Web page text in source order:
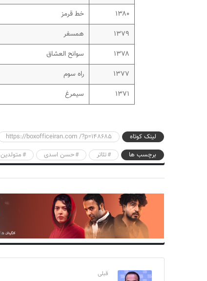
۱۳۸۰
خط قرمز
۱۳۷۹
همسفر
۱۳۷۸
سوانح العشاق
۱۳۷۷
راه سوم
۱۳۷۱
سیمرغ
لینک کوتاه
https://boxofficeiran.com /?p=148685
برچسب ها
تئاتر حسن اسدی متولدین ۱۰ شهریور سینما
قبلی